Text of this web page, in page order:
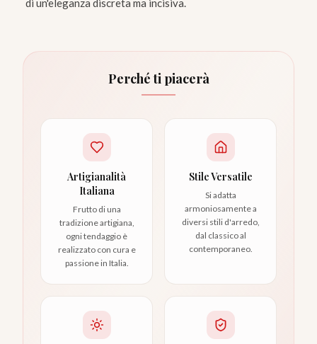
di un'eleganza discreta ma incisiva.
Perché ti piacerà
Artigianalità
Italiana
Frutto di una
tradizione artigiana,
ogni tendaggio è
realizzato con cura e
passione in Italia.
Stile Versatile
Si adatta
armoniosamente a
diversi stili d'arredo,
dal classico al
contemporaneo.